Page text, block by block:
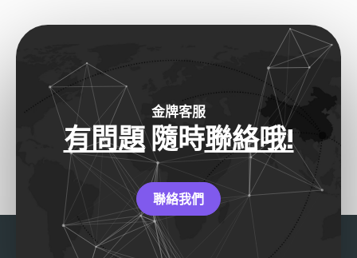
金牌客服
有問題隨時聯絡哦!
聯絡我們